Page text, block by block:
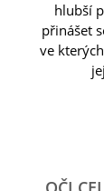
hlubší
přinášet
ve